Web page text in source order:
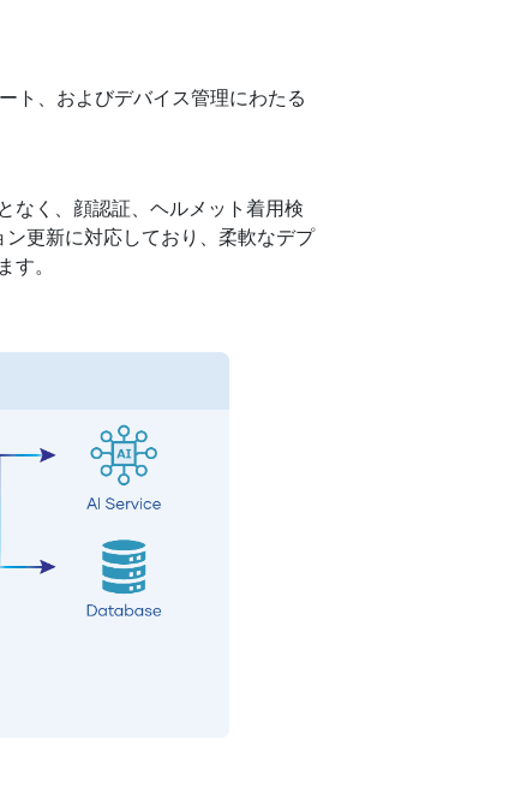
ト、およびデバイス管理にわたる
なく、顔認証、ヘルメット着用検
更新に対応しており、柔軟なデプ
す。